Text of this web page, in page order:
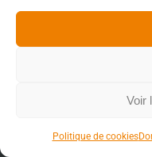
Voir
Politique de cookies
Développé